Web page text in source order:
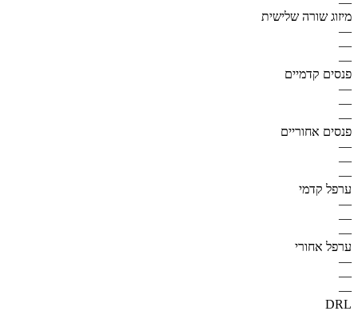
מיזוג שורה שלישית
—
—
—
פנסים קדמיים
—
—
—
פנסים אחוריים
—
—
—
ערפל קדמי
—
—
—
ערפל אחורי
—
—
—
DRL